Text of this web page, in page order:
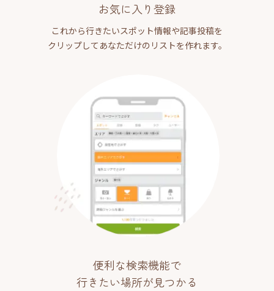
お気に入り登録
これから行きたいスポット情報や記事投稿を
クリップしてあなただけのリストを作れます。
便利な検索機能で
行きたい場所が見つかる